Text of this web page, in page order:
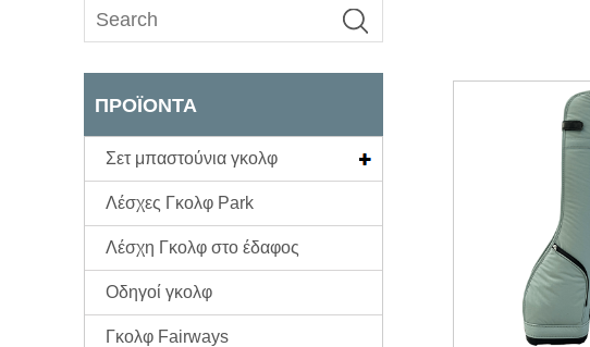
ΠΡΟΪΌΝΤΑ
Σετ μπαστούνια γκολφ
Λέσχες Γκολφ Park
Λέσχη Γκολφ στο έδαφος
Οδηγοί γκολφ
Γκολφ Fairways